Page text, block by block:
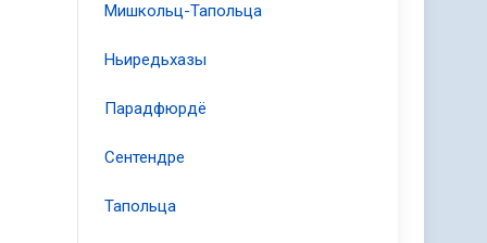
Мишкольц-Тапольца
Ньиредьхазы
Парадфюрдё
Сентендре
Тапольца